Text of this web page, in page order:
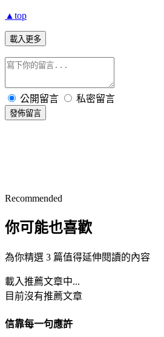
▲top
載入更多
公開留言 私密留言
發佈留言
Recommended
你可能也喜歡
為你精選 3 篇值得延伸閱讀的內容
載入推薦文章中...
目前沒有推薦文章
信靠每一句應許